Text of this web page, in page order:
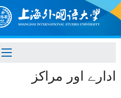
ادارے اور مراکز